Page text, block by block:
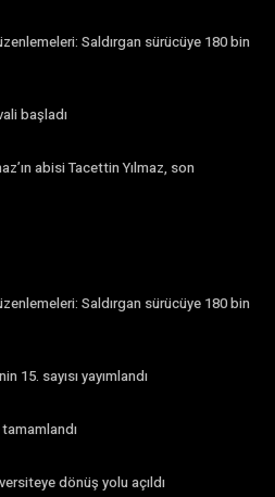
Saldırgan sürücüye 180 bin
başladı
abisi Tacettin Yılmaz, son
Saldırgan sürücüye 180 bin
15. sayısı yayımlandı
dönüş yolu açıldı